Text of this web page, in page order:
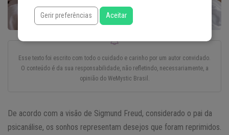
Esse texto foi escrito com todo o cuidado e carinho por um autor convidado.
O conteúdo é da sua responsabilidade, não refletindo, necessariamente, a
opinião do WeMystic Brasil.
De acordo com a visão de Sigmund Freud, considerado o pai da
psicanálise, os sonhos representam desejos que foram reprimidos.
Gerir preferências Aceitar